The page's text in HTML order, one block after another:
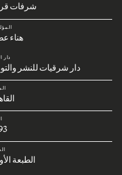
شرفات
هناء
دار
دار شرقيات للنشر
الطبعة